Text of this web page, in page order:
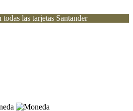
las tarjetas Santander